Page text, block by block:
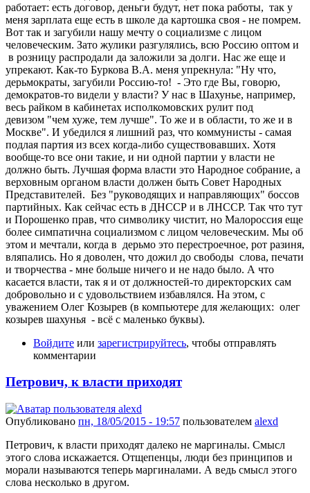
работает: есть договор, деньги будут, нет пока работы, так у
меня зарплата еще есть в школе да картошка своя - не помрем.
Вот так и загубили нашу мечту о социализме с лицом
человеческим. Зато жулики разгулялись, всю Россию оптом и
в розницу распродали да заложили за долги. Нас же еще и
упрекают. Как-то Буркова В.А. меня упрекнула: "Ну что,
дерьмократы, загубили Россию-то! - Это где Вы, говорю,
демократов-то видели у власти? У нас в Шахунье, например,
весь райком в кабинетах исполкомовских рулит под
девизом "чем хуже, тем лучше". То же и в области, то же и в
Москве". И убедился я лишний раз, что коммунисты - самая
подлая партия из всех когда-либо существовавших. Хотя
вообще-то все они такие, и ни одной партии у власти не
должно быть. Лучшая форма власти это Народное собрание, а
верховным органом власти должен быть Совет Народных
Представителей. Без "руководящих и направляющих" боссов
партийных. Как сейчас есть в ДНССР и в ЛНССР. Так что тут
и Порошенко прав, что символику чистит, но Малороссия еще
более симпатична социализмом с лицом человеческим. Мы об
этом и мечтали, когда в дерьмо это перестроечное, рот разиня,
вляпались. Но я доволен, что дожил до свободы слова, печати
и творчества - мне больше ничего и не надо было. А что
касается власти, так я и от должностей-то директорских сам
добровольно и с удовольствием избавлялся. На этом, с
уважением Олег Козырев (в компьютере для желающих: олег
козырев шахунья - всё с маленько буквы).
Войдите или зарегистрируйтесь, чтобы отправлять
комментарии
Петрович, к власти приходят
Опубликовано пн, 18/05/2015 - 19:57 пользователем alexd
Петрович, к власти приходят далеко не маргиналы. Смысл
этого слова искажается. Отщепенцы, люди без принципов и
морали называются теперь маргиналами. А ведь смысл этого
слова несколько в другом.